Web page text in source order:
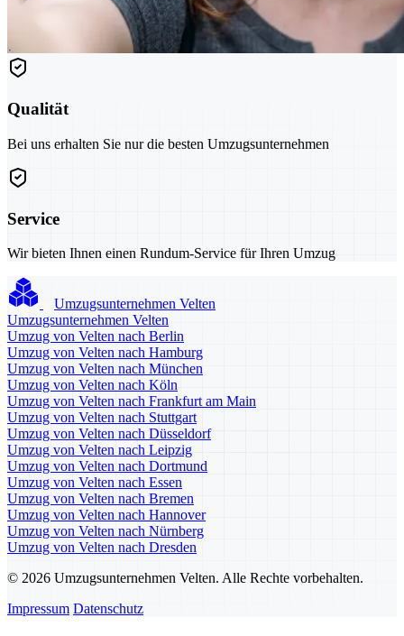
Qualität
Bei uns erhalten Sie nur die besten Umzugsunternehmen
Service
Wir bieten Ihnen einen Rundum-Service für Ihren Umzug
Umzugsunternehmen Velten
Umzugsunternehmen Velten
Umzug von Velten nach Berlin
Umzug von Velten nach Hamburg
Umzug von Velten nach München
Umzug von Velten nach Köln
Umzug von Velten nach Frankfurt am Main
Umzug von Velten nach Stuttgart
Umzug von Velten nach Düsseldorf
Umzug von Velten nach Leipzig
Umzug von Velten nach Dortmund
Umzug von Velten nach Essen
Umzug von Velten nach Bremen
Umzug von Velten nach Hannover
Umzug von Velten nach Nürnberg
Umzug von Velten nach Dresden
© 2026 Umzugsunternehmen Velten. Alle Rechte vorbehalten.
Impressum Datenschutz